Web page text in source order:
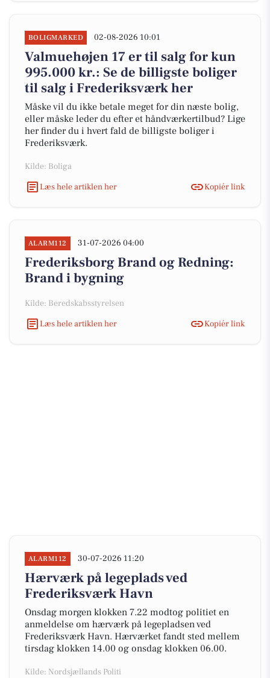
BOLIGMARKED 02-08-2026 10:01
Valmuehøjen 17 er til salg for kun
995.000 kr.: Se de billigste boliger
til salg i Frederiksværk her
Måske vil du ikke betale meget for din næste bolig,
eller måske leder du efter et håndværkertilbud? Lige
her finder du i hvert fald de billigste boliger i
Frederiksværk.
Kilde: Boliga
Læs hele artiklen her
Kopiér link
ALARM112 31-07-2026 04:00
Frederiksborg Brand og Redning:
Brand i bygning
Kilde: Beredskabsstyrelsen
Læs hele artiklen her
Kopiér link
ALARM112 30-07-2026 11:20
Hærværk på legeplads ved
Frederiksværk Havn
Onsdag morgen klokken 7.22 modtog politiet en
anmeldelse om hærværk på legepladsen ved
Frederiksværk Havn. Hærværket fandt sted mellem
tirsdag klokken 14.00 og onsdag klokken 06.00.
Kilde: Nordsjællands Politi